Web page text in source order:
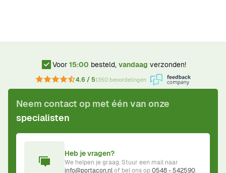
Voor 15:00 besteld, vandaag verzonden!
4.6 / 51350 beoordelingen
Neem contact op met één van onze
specialisten
Heb je vragen?
We helpen je graag. Stuur een mail naar
info@portacon.nlof bel ons op0548 - 542590.